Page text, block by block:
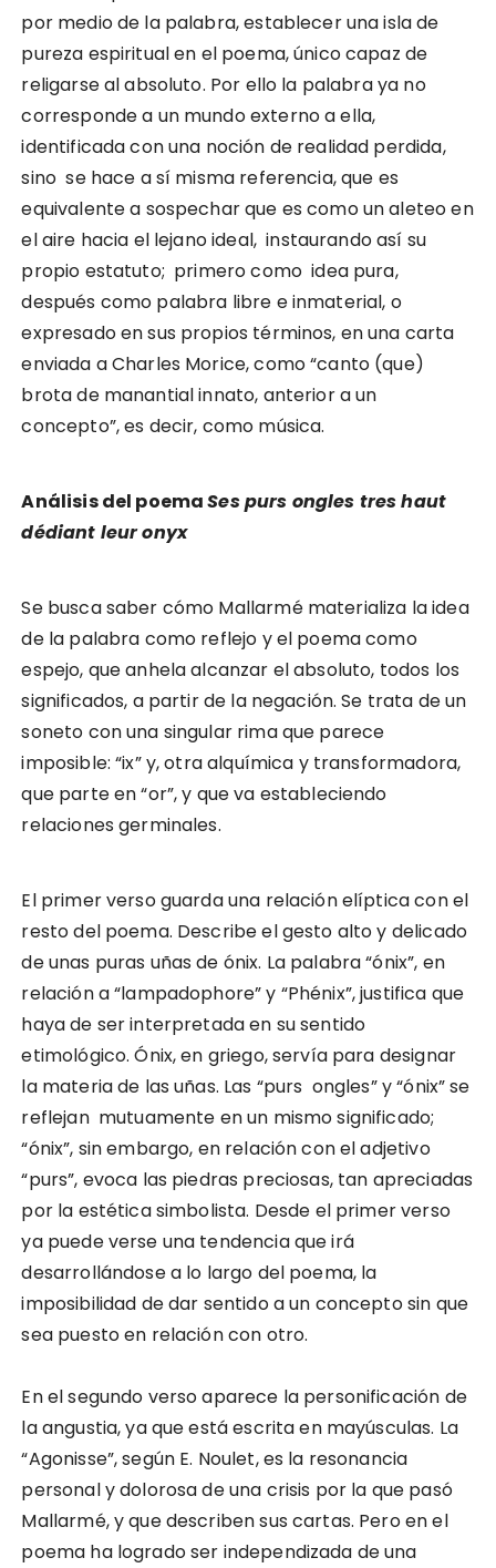
por medio de la palabra, establecer una isla de
pureza espiritual en el poema, único capaz de
religarse al absoluto. Por ello la palabra ya no
corresponde a un mundo externo a ella,
identificada con una noción de realidad perdida,
sino se hace a sí misma referencia, que es
equivalente a sospechar que es como un aleteo en
el aire hacia el lejano ideal, instaurando así su
propio estatuto; primero como idea pura,
después como palabra libre e inmaterial, o
expresado en sus propios términos, en una carta
enviada a Charles Morice, como “canto (que)
brota de manantial innato, anterior a un
concepto”, es decir, como música.
Análisis del poemaSes purs ongles tres haut
dédiant leur onyx
Se busca saber cómo Mallarmé materializa la idea
de la palabra como reflejo y el poema como
espejo, que anhela alcanzar el absoluto, todos los
significados, a partir de la negación. Se trata de un
soneto con una singular rima que parece
imposible: “ix” y, otra alquímica y transformadora,
que parte en “or”, y que va estableciendo
relaciones germinales.
El primer verso guarda una relación elíptica con el
resto del poema. Describe el gesto alto y delicado
de unas puras uñas de ónix. La palabra “ónix”, en
relación a “lampadophore” y “Phénix”, justifica que
haya de ser interpretada en su sentido
etimológico. Ónix, en griego, servía para designar
la materia de las uñas. Las “purs ongles” y “ónix” se
reflejan mutuamente en un mismo significado;
“ónix”, sin embargo, en relación con el adjetivo
“purs”, evoca las piedras preciosas, tan apreciadas
por la estética simbolista. Desde el primer verso
ya puede verse una tendencia que irá
desarrollándose a lo largo del poema, la
imposibilidad de dar sentido a un concepto sin que
sea puesto en relación con otro.
En el segundo verso aparece la personificación de
la angustia, ya que está escrita en mayúsculas. La
“Agonisse”, según E. Noulet, es la resonancia
personal y dolorosa de una crisis por la que pasó
Mallarmé, y que describen sus cartas. Pero en el
poema ha logrado ser independizada de una